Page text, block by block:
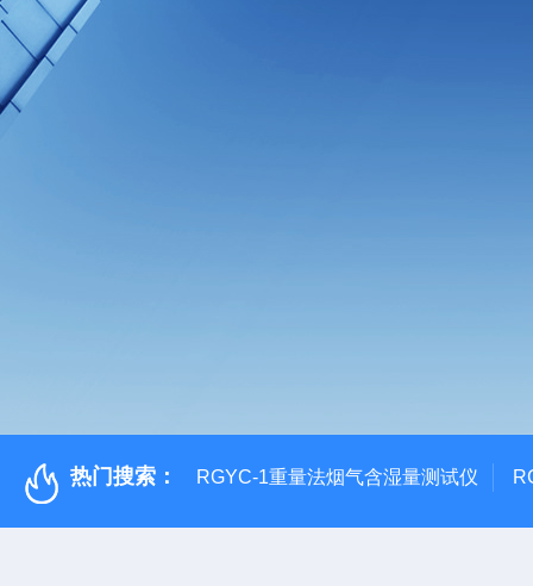
热门搜索： RGYC-1重量法烟气含湿量测试仪